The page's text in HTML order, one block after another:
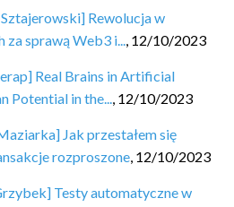
Rewolucja w
sprawą Web3 i..., 12/10/2023
Real Brains in Artificial
Potential in the..., 12/10/2023
Jak przestałem się
rozproszone, 12/10/2023
Testy automatyczne w